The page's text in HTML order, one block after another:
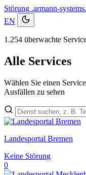
Störung .armann-
EN
1.254 überwachte
Alle Services
Wählen Sie einen
Ausfällen zu sehen
Landesportal Bremen
Keine Störung
0